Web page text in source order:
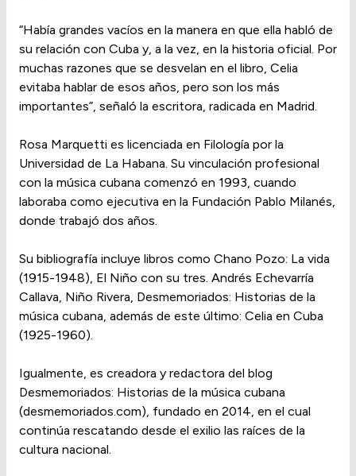
“Había grandes vacíos en la manera en que ella habló de
su relación con Cuba y, a la vez, en la historia oficial. Por
muchas razones que se desvelan en el libro, Celia
evitaba hablar de esos años, pero son los más
importantes”, señaló la escritora, radicada en Madrid.
Rosa Marquetti es licenciada en Filología por la
Universidad de La Habana. Su vinculación profesional
con la música cubana comenzó en 1993, cuando
laboraba como ejecutiva en la Fundación Pablo Milanés,
donde trabajó dos años.
Su bibliografía incluye libros como Chano Pozo: La vida
(1915-1948), El Niño con su tres. Andrés Echevarría
Callava, Niño Rivera, Desmemoriados: Historias de la
música cubana, además de este último: Celia en Cuba
(1925-1960).
Igualmente, es creadora y redactora del blog
Desmemoriados: Historias de la música cubana
(desmemoriados.com), fundado en 2014, en el cual
continúa rescatando desde el exilio las raíces de la
cultura nacional.